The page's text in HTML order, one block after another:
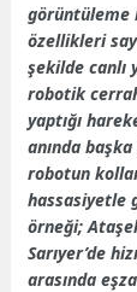
görüntüleme
özellikleri
şekilde canlı
robotik
yaptığı
anında
robotun
hassasiyetle
örneği;
Sarıyer’de
arasında